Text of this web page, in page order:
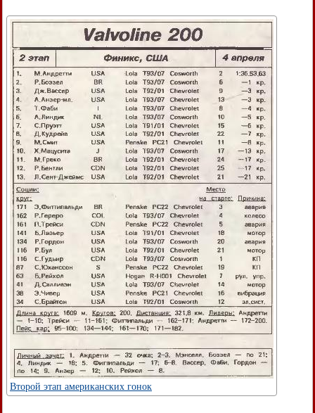
Второй этап американских гонок